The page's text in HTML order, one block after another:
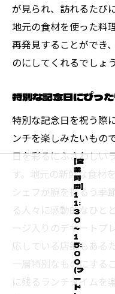
が見られ、訪れるたび
地元の食材を使った料
再発見することができ
のにしてくれるでしょう
特別な記念日にぴっ
特別な記念日を祝う際
ンチを楽しみたいもの
日を彩るにふさわしい
す。地元の新鮮な食材
シェフが腕を振るう季
る人々に感動的なひと
ージ入りのデザートプ
応している店舗もある
一層特別なものにする
に残るランチタイムを
[営
業
時
間]
1
1:
3
0
～
1
5:
0
0
(フ
ー
ド